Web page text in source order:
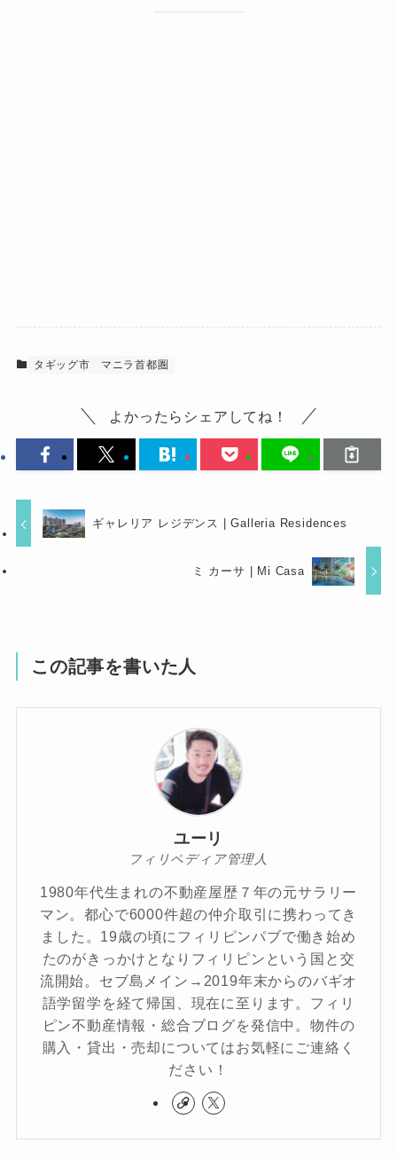
タギッグ市 マニラ首都圏
よかったらシェアしてね！
ギャレリア レジデンス | Galleria Residences
ミ カーサ | Mi Casa
この記事を書いた人
ユーリ
フィリペディア管理人
1980年代生まれの不動産屋歴７年の元サラリー
マン。都心で6000件超の仲介取引に携わってき
ました。19歳の頃にフィリピンパブで働き始め
たのがきっかけとなりフィリピンという国と交
流開始。セブ島メイン→2019年末からのバギオ
語学留学を経て帰国、現在に至ります。フィリ
ピン不動産情報・総合ブログを発信中。物件の
購入・貸出・売却についてはお気軽にご連絡く
ださい！